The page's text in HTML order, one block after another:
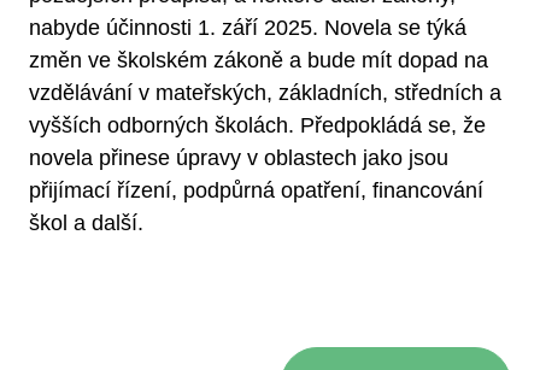
nabyde účinnosti 1. září 2025. Novela se týká
změn ve školském zákoně a bude mít dopad na
vzdělávání v mateřských, základních, středních a
vyšších odborných školách. Předpokládá se, že
novela přinese úpravy v oblastech jako jsou
přijímací řízení, podpůrná opatření, financování
škol a další.